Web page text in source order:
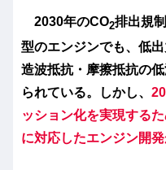
2030年のCO2排出規
型のエンジンでも、低
造波抵抗・摩擦抵抗の
られている。しかし、
ッション化を実現する
に対応したエンジン開